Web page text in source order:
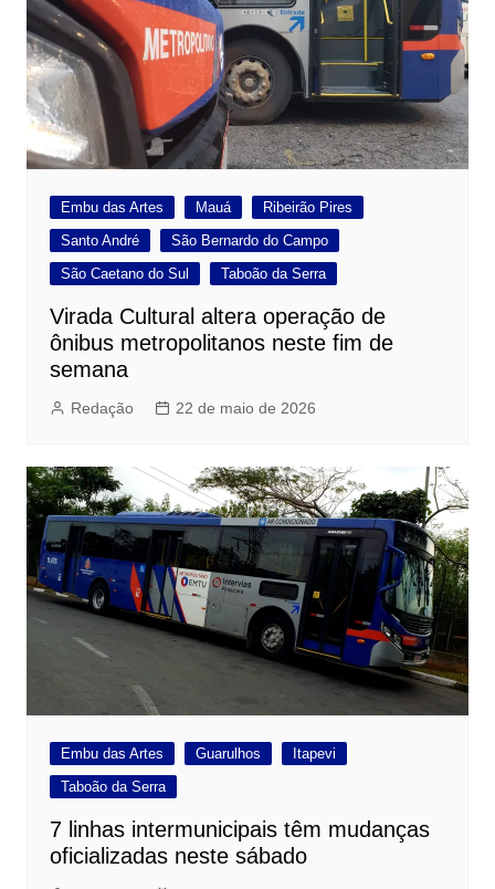
Embu das Artes Mauá
Ribeirão Pires
Santo André
São Bernardo do Campo
São Caetano do Sul
Taboão da Serra
Virada Cultural altera operação de
ônibus metropolitanos neste fim de
semana
Redação 22 de maio de 2026
Embu das Artes Guarulhos
Itapevi
Taboão da Serra
7 linhas intermunicipais têm mudanças
oficializadas neste sábado